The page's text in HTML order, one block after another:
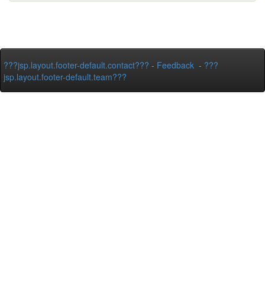
???jsp.layout.footer-default.contact??? - Feedback - ???
jsp.layout.footer-default.team???